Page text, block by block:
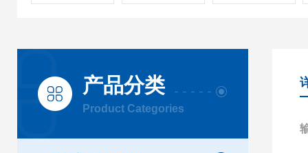
产品分类
Product Categories